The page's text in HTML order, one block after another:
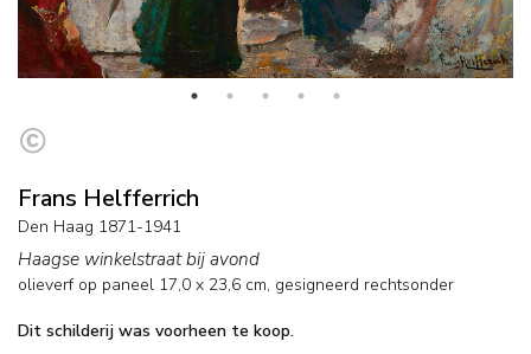
Frans Helfferrich
Den Haag 1871-1941
Haagse winkelstraat bij avond
olieverf op paneel 17,0 x 23,6 cm, gesigneerd rechtsonder
Dit schilderij was voorheen te koop.